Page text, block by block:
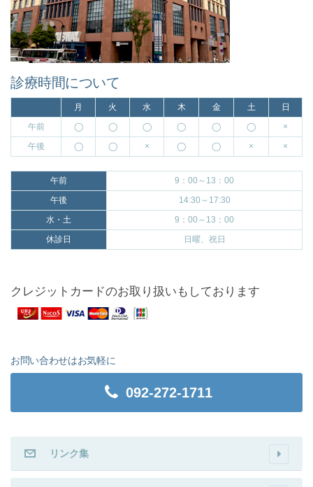
診療時間について
月 火 水 木 金 土
日
午前
◯ ◯ ◯ ◯ ◯ ◯
×
午後
◯ ◯ × ◯ ◯ × ×
午前
9：00～13：00
午後
14:30～17:30
水・土
9：00～13：00
休診日
日曜、祝日
クレジットカードのお取り扱いもしております
お問い合わせはお気軽に
092-272-1711
リンク集